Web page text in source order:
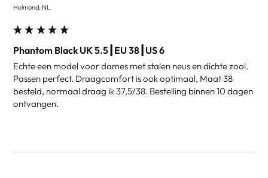
Helmond, NL
Phantom Black UK 5.5┃EU 38┃US 6
Echte een model voor dames met stalen neus en dichte zool.
Passen perfect. Draagcomfort is ook optimaal, Maat 38
besteld, normaal draag ik 37,5/38. Bestelling binnen 10 dagen
ontvangen.